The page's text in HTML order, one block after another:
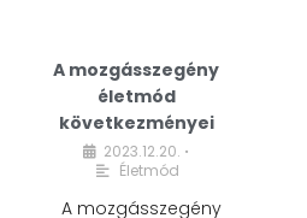
A mozgásszegény
életmód
következményei
2023.12.20. •
Életmód
A mozgásszegény